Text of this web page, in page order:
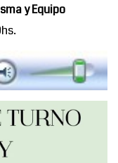
y Equipo